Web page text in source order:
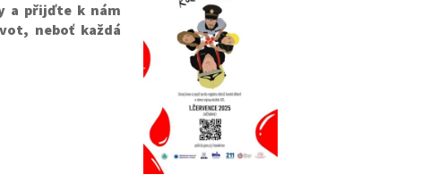
a přijďte k nám
neboť každá